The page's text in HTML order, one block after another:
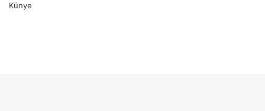
Künye